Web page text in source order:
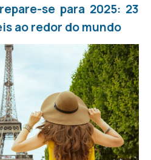
se para 2025: 23
ao redor do mundo